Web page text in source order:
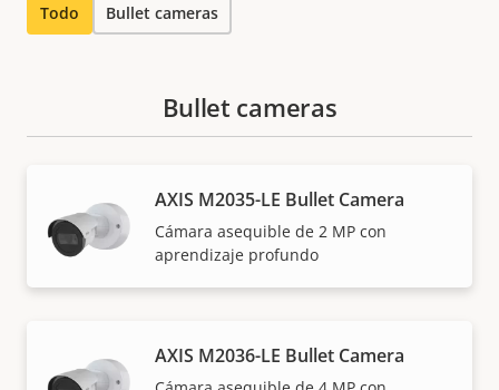
Todo Bullet cameras
Bullet cameras
AXIS M2035-LE Bullet Camera
Cámara asequible de 2 MP con
aprendizaje profundo
AXIS M2036-LE Bullet Camera